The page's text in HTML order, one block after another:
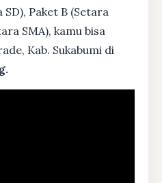
Paket B (Setara
SMA), kamu bisa
Kab. Sukabumi di